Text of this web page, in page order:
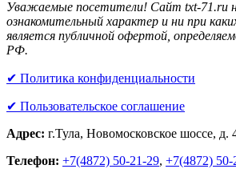
Уважаемые посетители! Сайт txt-71.ru
ознакомительный характер и ни при
является публичной офертой,
РФ.
✔ Политика конфиденциальности
✔ Пользовательское соглашение
Адрес: г.Тула, Новомосковское шоссе, д.
Телефон: +7(4872) 50-21-29, +7(4872) 50-